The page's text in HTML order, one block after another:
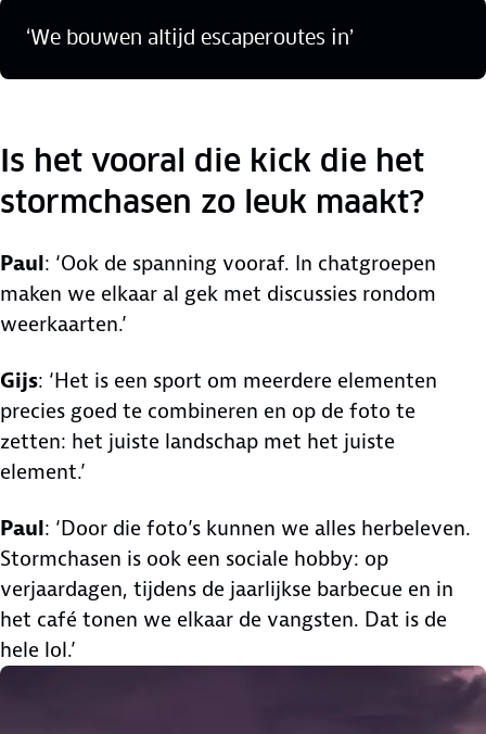
‘We bouwen altijd escaperoutes in’
Is het vooral die kick die het
stormchasen zo leuk maakt?
Paul: ‘Ook de spanning vooraf. In chatgroepen
maken we elkaar al gek met discussies rondom
weerkaarten.’
Gijs: ‘Het is een sport om meerdere elementen
precies goed te combineren en op de foto te
zetten: het juiste landschap met het juiste
element.’
Paul: ‘Door die foto’s kunnen we alles herbeleven.
Stormchasen is ook een sociale hobby: op
verjaardagen, tijdens de jaarlijkse barbecue en in
het café tonen we elkaar de vangsten. Dat is de
hele lol.’